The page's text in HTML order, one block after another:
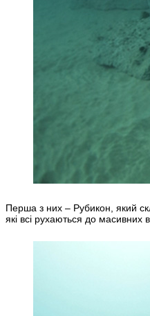
Перша з них – Рубикон, який
які всі рухаються до масивних